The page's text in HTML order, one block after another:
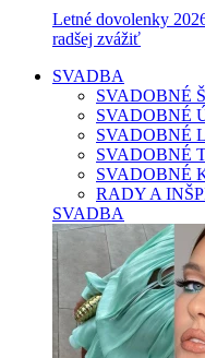
Letné dovolenky
radšej zvážiť
SVADBA
SVADOBNÉ
SVADOBNÉ
SVADOBNÉ
SVADOBNÉ
SVADOBNÉ
RADY A
SVADBA